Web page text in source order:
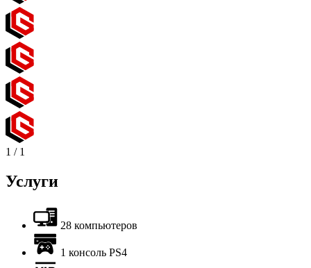
1 / 1
Услуги
28 компьютеров
1 консоль PS4